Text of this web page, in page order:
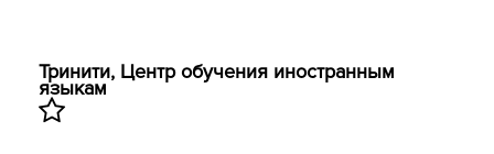
Тринити, Центр обучения иностранным
языкам